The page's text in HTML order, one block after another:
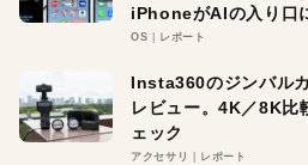
iPhoneがAIの入り口
OS レポート
Insta360のジンバル
レビュー。4K／8K比
ェック
アクセサリ レポート